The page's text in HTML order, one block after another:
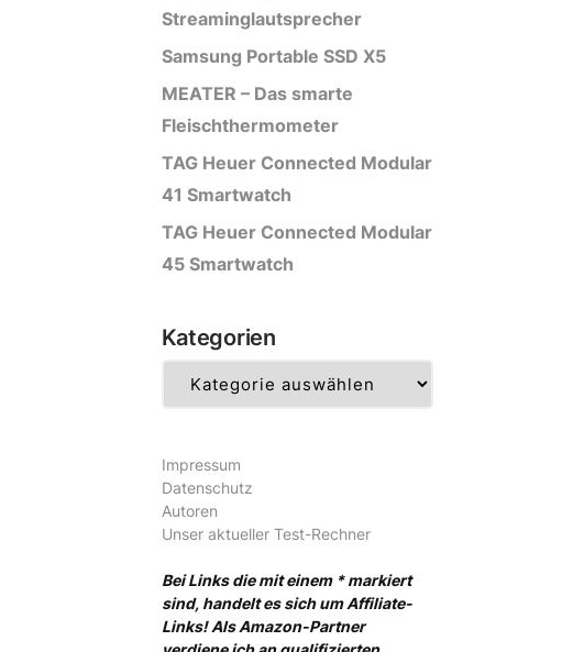
Streaminglautsprecher
Samsung Portable SSD X5
MEATER – Das smarte
Fleischthermometer
TAG Heuer Connected Modular
41 Smartwatch
TAG Heuer Connected Modular
45 Smartwatch
Kategorien
Impressum
Datenschutz
Autoren
Unser aktueller Test-Rechner
Bei Links die mit einem * markiert
sind, handelt es sich um Affiliate-
Links! Als Amazon-Partner